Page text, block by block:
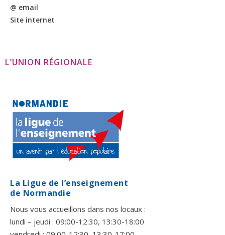
@ email
Site internet
L’UNION RÉGIONALE
La Ligue de l’enseignement
de Normandie
Nous vous accueillons dans nos locaux :
lundi – jeudi : 09:00-12:30, 13:30-18:00